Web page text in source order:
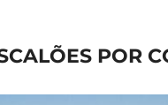
POR